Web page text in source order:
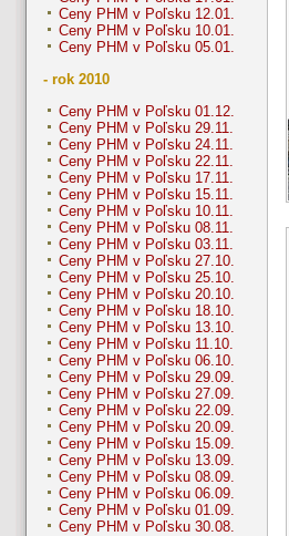
Ceny PHM v Poľsku 12.01.
Ceny PHM v Poľsku 10.01.
Ceny PHM v Poľsku 05.01.
- rok 2010
Ceny PHM v Poľsku 01.12.
Ceny PHM v Poľsku 29.11.
Ceny PHM v Poľsku 24.11.
Ceny PHM v Poľsku 22.11.
Ceny PHM v Poľsku 17.11.
Ceny PHM v Poľsku 15.11.
Ceny PHM v Poľsku 10.11.
Ceny PHM v Poľsku 08.11.
Ceny PHM v Poľsku 03.11.
Ceny PHM v Poľsku 27.10.
Ceny PHM v Poľsku 25.10.
Ceny PHM v Poľsku 20.10.
Ceny PHM v Poľsku 18.10.
Ceny PHM v Poľsku 13.10.
Ceny PHM v Poľsku 11.10.
Ceny PHM v Poľsku 06.10.
Ceny PHM v Poľsku 29.09.
Ceny PHM v Poľsku 27.09.
Ceny PHM v Poľsku 22.09.
Ceny PHM v Poľsku 20.09.
Ceny PHM v Poľsku 15.09.
Ceny PHM v Poľsku 13.09.
Ceny PHM v Poľsku 08.09.
Ceny PHM v Poľsku 06.09.
Ceny PHM v Poľsku 01.09.
Ceny PHM v Poľsku 30.08.